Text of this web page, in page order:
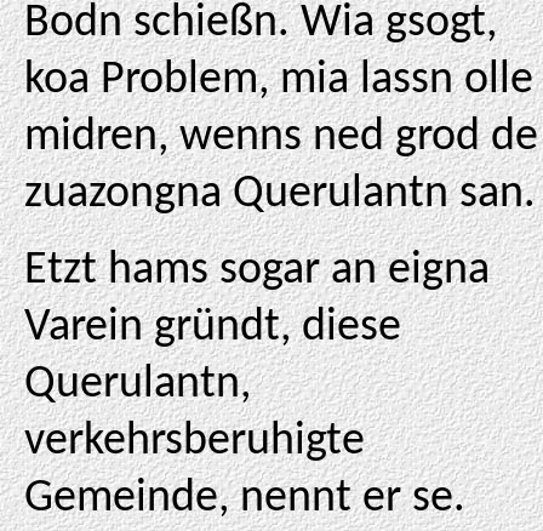
Bodn schießn. Wia gsogt,
koa Problem, mia lassn olle
midren, wenns ned grod de
zuazongna Querulantn san.
Etzt hams sogar an eigna
Varein gründt, diese
Querulantn,
verkehrsberuhigte
Gemeinde, nennt er se.